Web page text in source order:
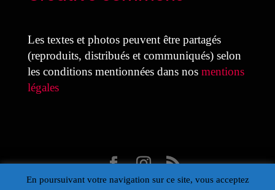
Les textes et photos peuvent être partagés
(reproduits, distribués et communiqués) selon
les conditions mentionnées dans nos mentions
légales
Design Laure Colmant pour la MDJ avec Divi
En poursuivant votre navigation sur ce site, vous acceptez